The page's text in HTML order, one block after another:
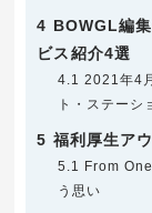
4 BOWGL編
ビス紹介4選
4.1 2021年4
ト・ステーシ
5 福利厚生ア
5.1
From
う思い